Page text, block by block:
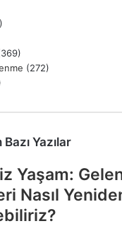
(272)
Yazılar
Yaşam:
Nasıl